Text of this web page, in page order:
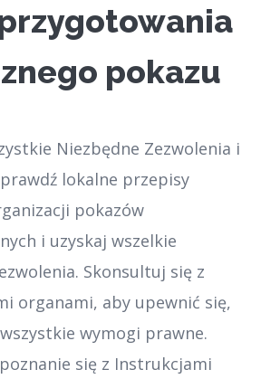
pokazu
Niezbędne Zezwolenia i
lokalne przepisy
pokazów
i uzyskaj wszelkie
Skonsultuj się z
organami, aby upewnić się,
wszystkie wymogi prawne.
się z Instrukcjami